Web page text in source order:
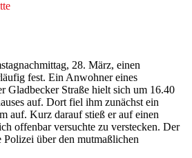
28. März, einen
fest. Ein Anwohner eines
Gladbecker Straße hielt sich um 16.40
auf. Dort fiel ihm zunächst ein
auf. Kurz darauf stieß er auf einen
offenbar versuchte zu verstecken. Der
über den mutmaßlichen